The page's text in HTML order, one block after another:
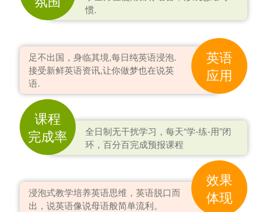
惯.
英语
应用
足不出国，身临其境,每日纯英语浸泡.
接受新鲜英语资讯,让你做梦也在说英
语.
课程
完成率
全日制无干扰学习，每天“学-练-用”闭
环，百分百完成预报课程
效果
体现
浸泡式教学培养英语思维，英语脱口而
出，说英语像说母语般简单流利。